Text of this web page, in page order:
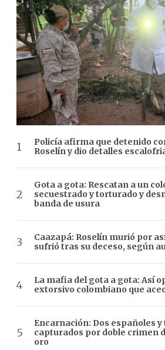
Policía afirma que detenido
Roselín y dio detalles
Gota a gota: Rescatan a un
secuestrado y torturado y
banda de usura
Caazapá: Roselín murió por
sufrió tras su deceso, según
La mafia del gota a gota: Así
extorsivo colombiano que
Encarnación: Dos españoles
capturados por doble crimen
oro